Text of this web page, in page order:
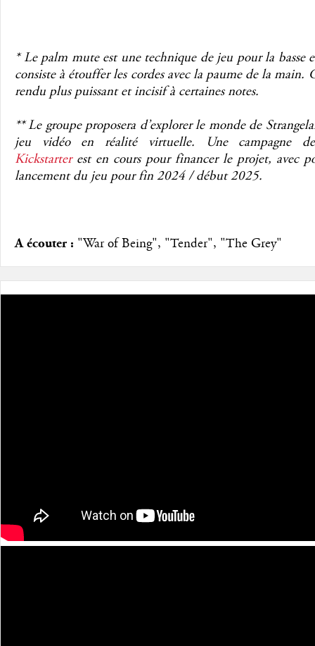
* Le palm mute est une technique de jeu pour la basse
consiste à étouffer les cordes avec la paume de la main.
rendu plus puissant et incisif à certaines notes.
** Le groupe proposera d’explorer le monde de
jeu vidéo en réalité virtuelle. Une campagne
Kickstarterest en cours pour financer le projet, avec
lancement du jeu pour fin 2024 / début 2025.
A écouter : "War of Being", "Tender", "The Grey"